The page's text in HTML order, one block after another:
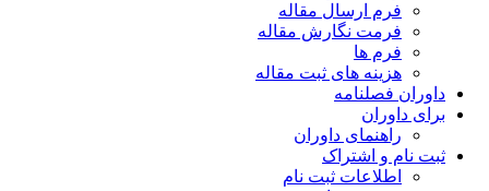
فرم ارسال مقاله
فرمت نگارش مقاله
فرم ها
هزینه های ثبت مقاله
داوران فصلنامه
برای داوران
راهنمای داوران
ثبت نام و اشتراک
اطلاعات ثبت نام